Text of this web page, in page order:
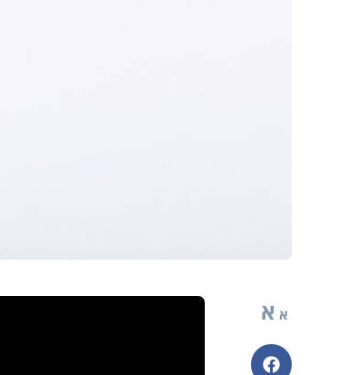
א א
פייסבוק